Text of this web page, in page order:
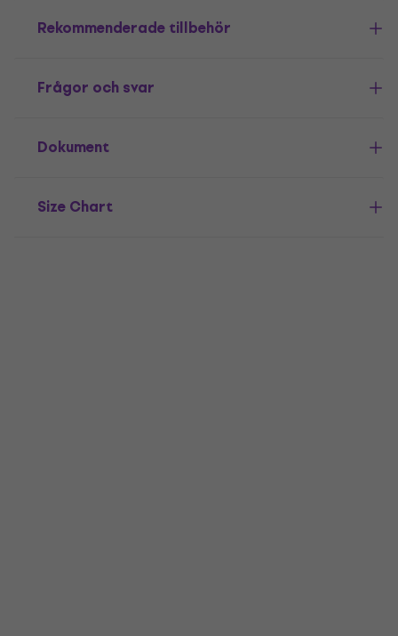
Rekommenderade tillbehör
Frågor och svar
Dokument
Size Chart